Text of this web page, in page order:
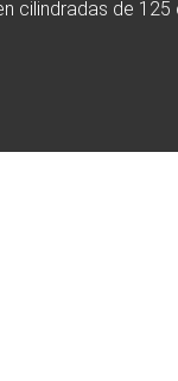
cilindradas de